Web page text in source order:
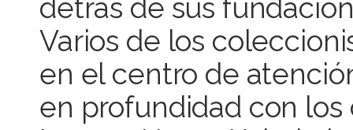
detrás de sus
Varios de los
en el centro de
en profundidad con los